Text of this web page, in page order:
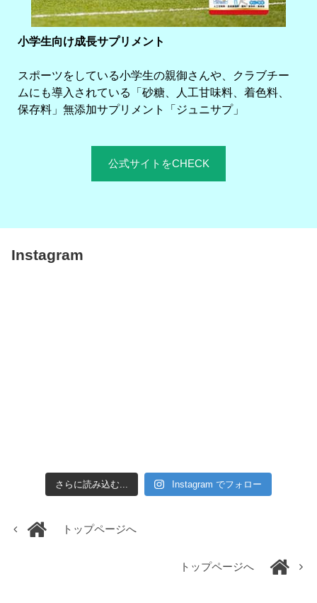
小学生向け成長サプリメント
スポーツをしている小学生の親御さんや、クラブチー
ムにも導入されている「砂糖、人工甘味料、着色料、
保存料」無添加サプリメント「ジュニサプ」
公式サイトをCHECK
Instagram
さらに読み込む... Instagram でフォロー
トップページへ
トップページへ